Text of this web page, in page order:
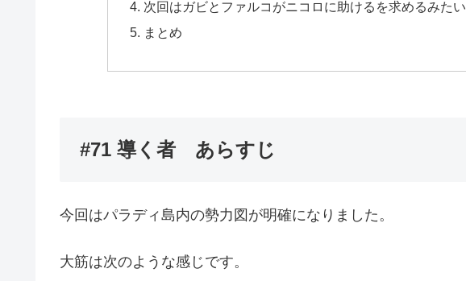
次回はガビとファルコがニコロに助けるを求めるみた
まとめ
#71 導く者 あらすじ
今回はパラディ島内の勢力図が明確になりました。
大筋は次のような感じです。